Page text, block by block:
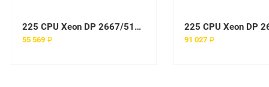
225 CPU Xeon DP 2667/512/533, RAM 256Mb PC2100 ECC DDR SDRAM RDIMM, HDD 36Gb SCSI 10K U320, Int. Dual Channel SCSI U320 Controller, Gigabit Ethernet, 1x425W Tower
55 569 ₽ 91 027 ₽